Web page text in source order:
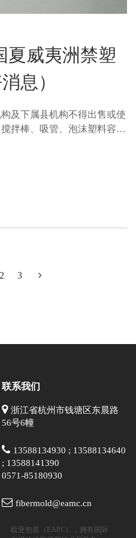
夏威夷洲禁塑
息）
及下属县机构不得出售或使
拌棒、吸管、泡沫塑料容
2 3
联系我们
浙江省杭州市钱塘区东晨路
56号6幢
13588134930 ; 13588134640
; 13588141390
0571-85180930
fibermold@eamc.cn
欧亚包装（EAPC），拥有国际